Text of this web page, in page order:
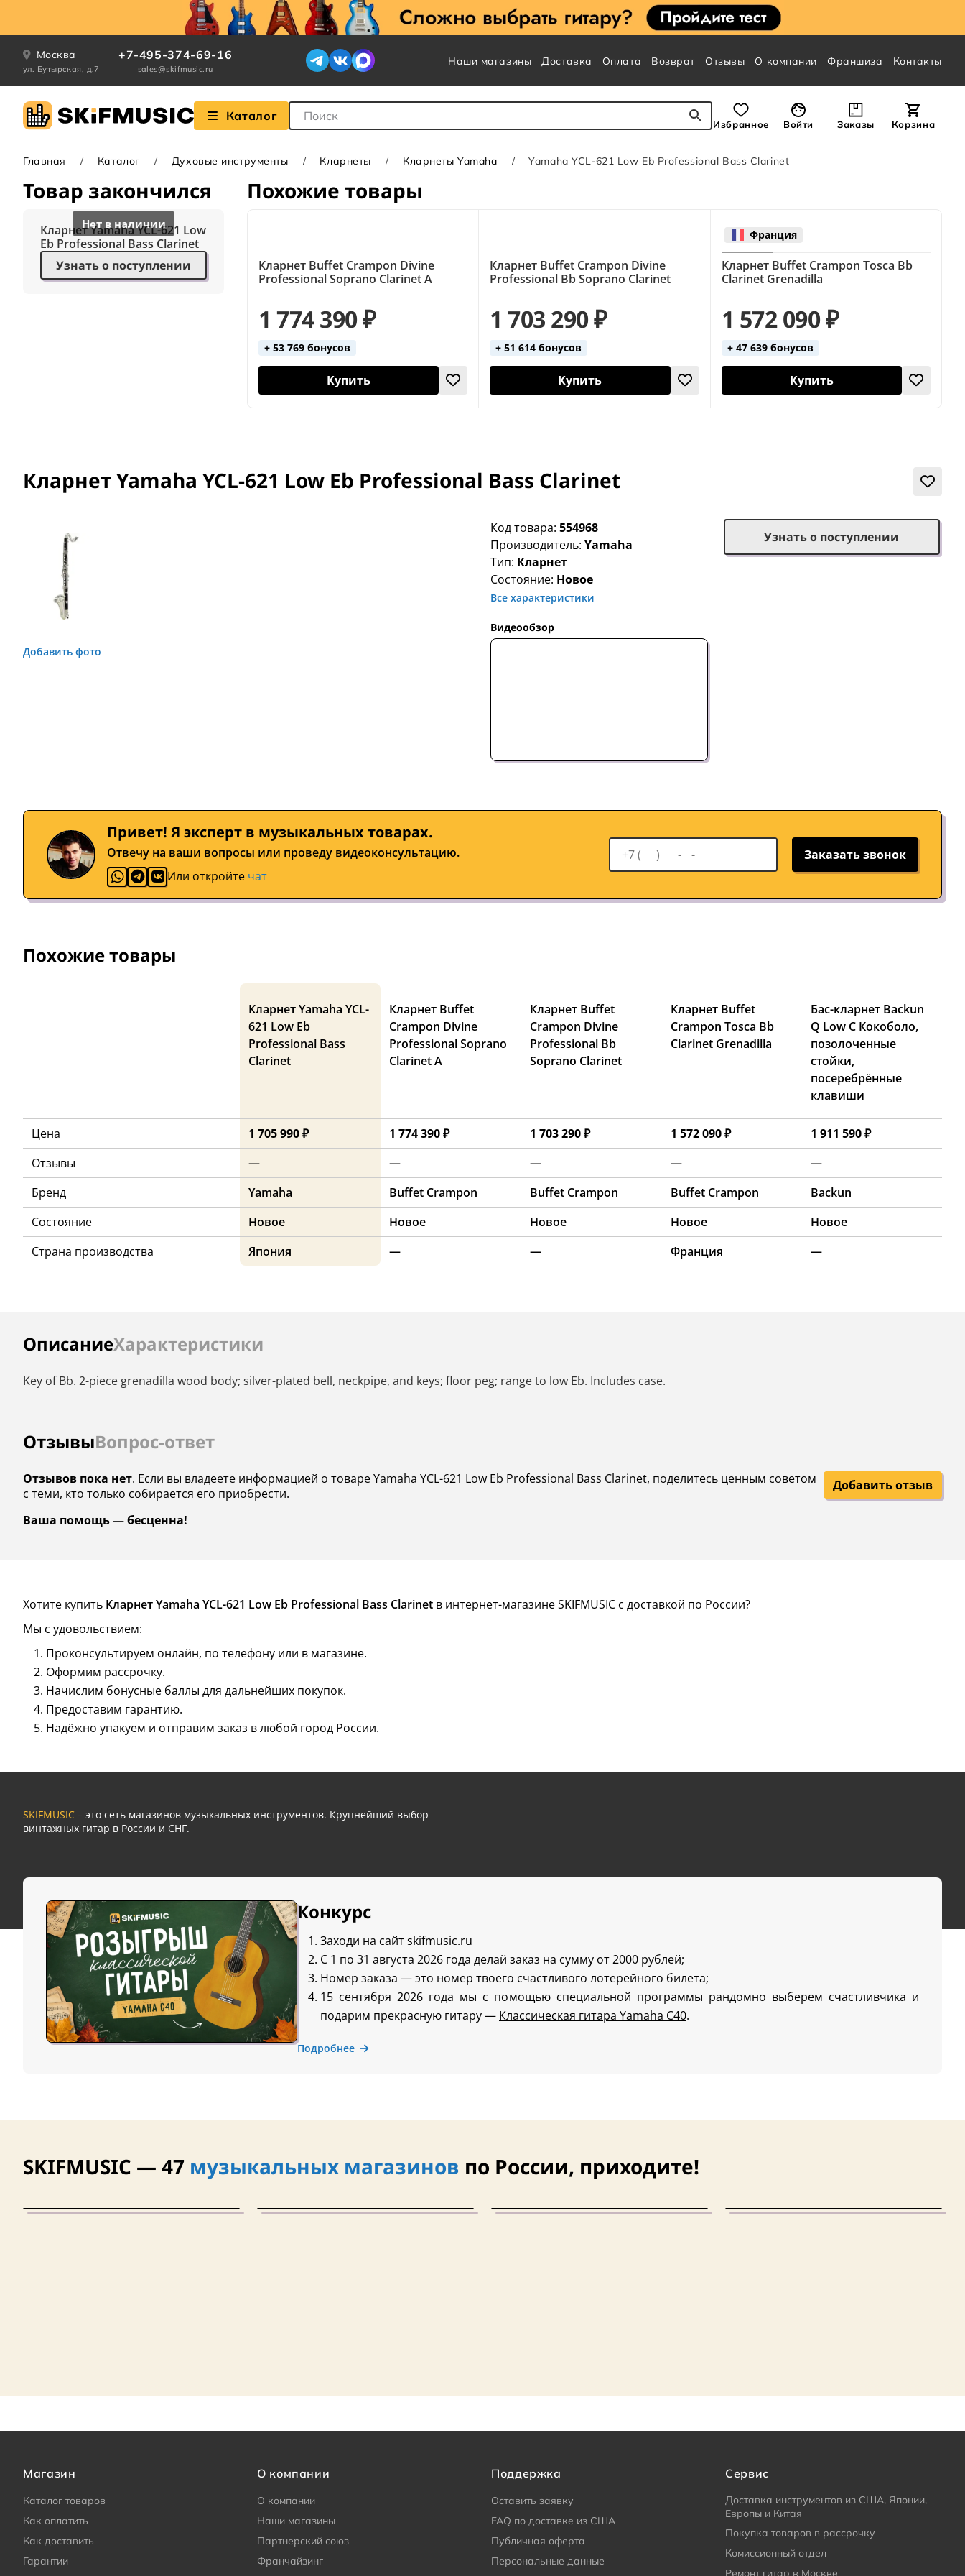
Москва
ул. Бутырская, д.7
+7-495-374-69-16
sales@skifmusic.ru
Наши магазины Доставка Оплата Возврат Отзывы О компании Франшиза Контакты
Каталог Поле для Поиска
Избранное Войти Заказы Корзина
Главная Каталог Духовые инструменты Кларнеты Кларнеты Yamaha Yamaha YCL-621 Low Eb Professional Bass Clarinet
Товар закончился
Кларнет Yamaha YCL-621 Low
Eb Professional Bass Clarinet
Узнать о поступлении
Похожие товары
Кларнет Buffet Crampon Divine
Professional Soprano Clarinet A
1 774 390 ₽
+ 53 769 бонусов
Купить
Кларнет Buffet Crampon Divine
Professional Bb Soprano Clarinet
1 703 290 ₽
+ 51 614 бонусов
Купить
Кларнет Buffet Crampon Tosca Bb
Clarinet Grenadilla
Франция
1 572 090 ₽
+ 47 639 бонусов
Купить
Кларнет Yamaha YCL-621 Low Eb Professional Bass Clarinet
Добавить фото
Код товара:554968
Производитель:Yamaha
Тип: Кларнет
Состояние: Новое
Все характеристики
Видеообзор
Узнать о поступлении
Привет! Я эксперт в музыкальных товарах.
Отвечу на ваши вопросы или проведу видеоконсультацию.
Или откройте чат
Заказать звонок
Похожие товары
Кларнет Yamaha YCL-
621 Low Eb
Professional Bass
Clarinet
Кларнет Buffet
Crampon Divine
Professional Soprano
Clarinet A
Кларнет Buffet
Crampon Divine
Professional Bb
Soprano Clarinet
Кларнет Buffet
Crampon Tosca Bb
Clarinet Grenadilla
Бас-кларнет Backun
Q Low C Кокоболо,
позолоченные
стойки,
посеребрённые
клавиши
Цена 1 705 990 ₽ 1 774 390 ₽ 1 703 290 ₽ 1 572 090 ₽
1 911 590 ₽
Отзывы
— — — —
—
Бренд
Yamaha Buffet Crampon Buffet Crampon Buffet Crampon
Backun
Состояние
Новое Новое Новое Новое
Новое
Страна производства
Япония — — Франция —
ОписаниеХарактеристики
Инструкции
Key of Bb. 2-piece grenadilla wood body; silver-plated bell, neckpipe, and keys; floor peg; range to low Eb. Includes case.
ОтзывыВопрос-ответ
Отзывов пока нет. Если вы владеете информацией о товаре Yamaha YCL-621 Low Eb Professional Bass Clarinet, поделитесь ценным советом
с теми, кто только собирается его приобрести.
Ваша помощь — бесценна!
Добавить отзыв
Хотите купить Кларнет Yamaha YCL-621 Low Eb Professional Bass Clarinet в интернет-магазине SKIFMUSIC с доставкой по России?
Мы с удовольствием:
Проконсультируем онлайн, по телефону или в магазине.
Оформим рассрочку.
Начислим бонусные баллы для дальнейших покупок.
Предоставим гарантию.
Надёжно упакуем и отправим заказ в любой город России.
SKIFMUSIC – это сеть магазинов музыкальных инструментов. Крупнейший выбор
винтажных гитар в России и СНГ.
Конкурс
Заходи на сайтskifmusic.ru
С 1 по 31 августа 2026 года делай заказ на сумму от 2000 рублей;
Номер заказа — это номер твоего счастливого лотерейного билета;
15 сентября 2026 года мы с помощью специальной программы рандомно выберем счастливчика и
подарим прекрасную гитару — Классическая гитара Yamaha C40.
Подробнее
SKIFMUSIC — 47 музыкальных магазинов по России, приходите!
Магазин
Каталог товаров
Как оплатить
Как доставить
Гарантии
О компании
О компании
Наши магазины
Партнерский союз
Франчайзинг
Поддержка
Оставить заявку
FAQ по доставке из США
Публичная оферта
Персональные данные
Сервис
Доставка инструментов из США, Японии,
Европы и Китая
Покупка товаров в рассрочку
Комиссионный отдел
Ремонт гитар в Москве